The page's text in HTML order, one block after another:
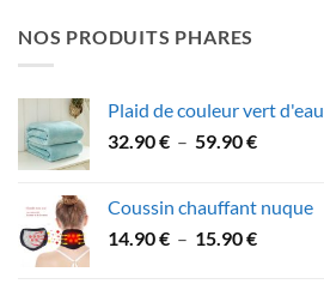
était :
106.90 €.
est :
94.90 €.
NOS PRODUITS PHARES
Plaid de couleur vert d'eau
32.90€ – 59.90€Plage
32.90 €
à
Coussin chauffant nuque
14.90€ – 15.90€Plage